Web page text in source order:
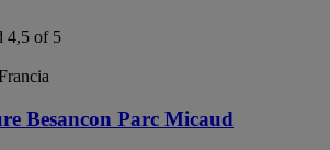
4,5 of 5
Besancon Parc Micaud